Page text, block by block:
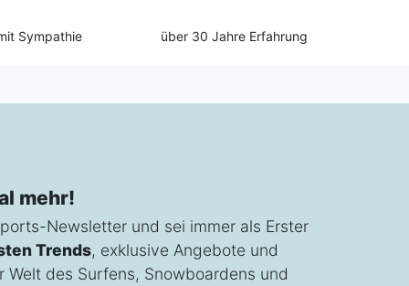
Sympathie über 30 Jahre Erfahrung
mehr!
Newsletter und sei immer als Erster
Trends, exklusive Angebote und
Welt des Surfens, Snowboardens und